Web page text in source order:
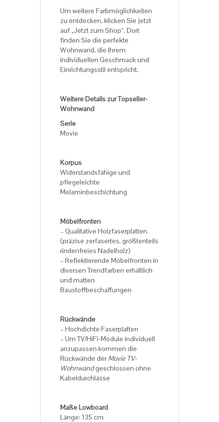
Um weitere Farbmöglichkeiten
zu entdecken, klicken Sie jetzt
auf „Jetzt zum Shop“. Dort
finden Sie die perfekte
Wohnwand, die Ihrem
individuellen Geschmack und
Einrichtungsstil entspricht.
Weitere Details zur Topseller-
Wohnwand
Serie
Movie
Korpus
Widerstandsfähige und
pflegeleichte
Melaminbeschichtung
Möbelfronten
– Qualitative Holzfaserplatten
(präzise zerfasertes, größtenteils
rindenfreies Nadelholz)
– Reflektierende Möbelfronten in
diversen Trendfarben erhältlich
und matten
Baustoffbeschaffungen
Rückwände
– Hochdichte Faserplatten
– Um TV/HiFi-Module individuell
anzupassen kommen die
Rückwände der Movie TV-
Wohnwandgeschlossen ohne
Kabeldurchlässe
Maße Lowboard
Länge: 135 cm